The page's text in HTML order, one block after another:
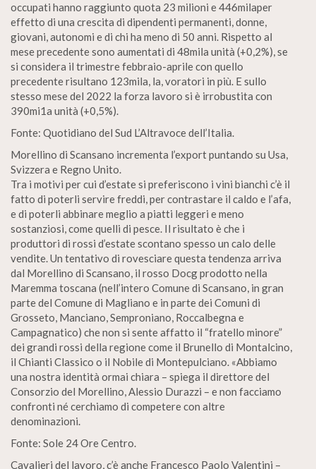
occupati hanno raggiunto quota 23 milioni e 446milaper
effetto di una crescita di dipendenti permanenti, donne,
giovani, autonomi e di chi ha meno di 50 anni. Rispetto al
mese precedente sono aumentati di 48mila unità (+0,2%), se
si considera il trimestre febbraio-aprile con quello
precedente risultano 123mila, la, voratori in più. E sullo
stesso mese del 2022 la forza lavoro si è irrobustita con
390mi1a unità (+0,5%).
Fonte: Quotidiano del Sud L’Altravoce dell’Italia.
Morellino di Scansano incrementa l’export puntando su Usa,
Svizzera e Regno Unito.
Tra i motivi per cui d’estate si preferiscono i vini bianchi c’è il
fatto di poterli servire freddi, per contrastare il caldo e l’afa,
e di poterli abbinare meglio a piatti leggeri e meno
sostanziosi, come quelli di pesce. Il risultato è che i
produttori di rossi d’estate scontano spesso un calo delle
vendite. Un tentativo di rovesciare questa tendenza arriva
dal Morellino di Scansano, il rosso Docg prodotto nella
Maremma toscana (nell’intero Comune di Scansano, in gran
parte del Comune di Magliano e in parte dei Comuni di
Grosseto, Manciano, Semproniano, Roccalbegna e
Campagnatico) che non si sente affatto il “fratello minore”
dei grandi rossi della regione come il Brunello di Montalcino,
il Chianti Classico o il Nobile di Montepulciano. «Abbiamo
una nostra identità ormai chiara – spiega il direttore del
Consorzio del Morellino, Alessio Durazzi – e non facciamo
confronti né cerchiamo di competere con altre
denominazioni.
Fonte: Sole 24 Ore Centro.
Cavalieri del lavoro, c’è anche Francesco Paolo Valentini –